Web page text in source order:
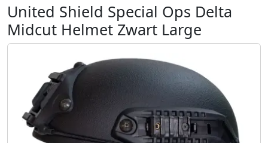
United Shield Special Ops Delta
Midcut Helmet Zwart Large